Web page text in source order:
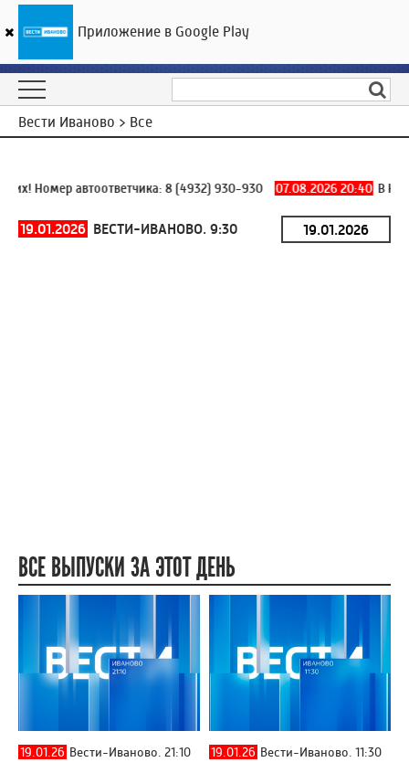
ГТРК «Ивтелерадио»
Вести Иваново > Все
Номер автоответчика:8 (4932) 930-930 07.08.2026 20:40 В
19.01.2026 ВЕСТИ-ИВАНОВО. 9:30
ВСЕ ВЫПУСКИ ЗА ЭТОТ ДЕНЬ
19.01.26 Вести-Иваново. 21:10 19.01.26 Вести-Иваново. 11:30
Приложение в Google Play